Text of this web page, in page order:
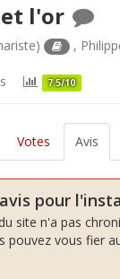
l'or
,
7.5/10
Votes Avis
pour
site n'a pas
pouvez vous fier